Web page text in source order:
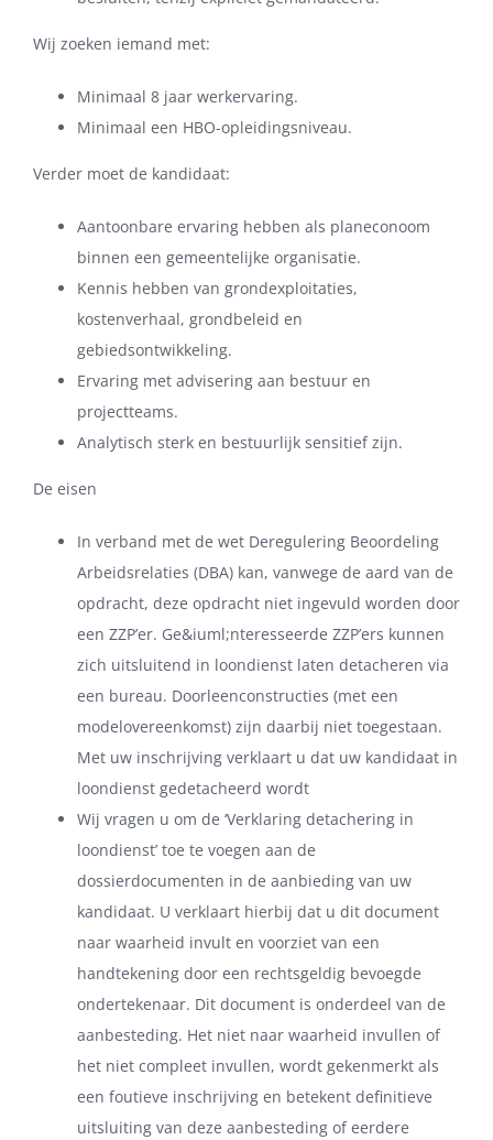
Wij zoeken iemand met:
Minimaal 8 jaar werkervaring.
Minimaal een HBO-opleidingsniveau.
Verder moet de kandidaat:
Aantoonbare ervaring hebben als planeconoom
binnen een gemeentelijke organisatie.
Kennis hebben van grondexploitaties,
kostenverhaal, grondbeleid en
gebiedsontwikkeling.
Ervaring met advisering aan bestuur en
projectteams.
Analytisch sterk en bestuurlijk sensitief zijn.
De eisen
In verband met de wet Deregulering Beoordeling
Arbeidsrelaties (DBA) kan, vanwege de aard van de
opdracht, deze opdracht niet ingevuld worden door
een ZZP’er. Ge&iuml;nteresseerde ZZP’ers kunnen
zich uitsluitend in loondienst laten detacheren via
een bureau. Doorleenconstructies (met een
modelovereenkomst) zijn daarbij niet toegestaan.
Met uw inschrijving verklaart u dat uw kandidaat in
loondienst gedetacheerd wordt
Wij vragen u om de ‘Verklaring detachering in
loondienst’ toe te voegen aan de
dossierdocumenten in de aanbieding van uw
kandidaat. U verklaart hierbij dat u dit document
naar waarheid invult en voorziet van een
handtekening door een rechtsgeldig bevoegde
ondertekenaar. Dit document is onderdeel van de
aanbesteding. Het niet naar waarheid invullen of
het niet compleet invullen, wordt gekenmerkt als
een foutieve inschrijving en betekent definitieve
uitsluiting van deze aanbesteding of eerdere